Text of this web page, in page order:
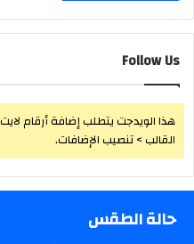
Follow Us
هذا الويدجت يتطلب إضافة أرقام
القالب > تنصيب الإضافات.
حالة الطقس